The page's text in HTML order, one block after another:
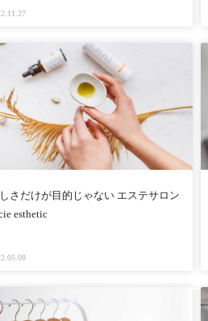
さだけが目的じゃない エステサロン
esthetic